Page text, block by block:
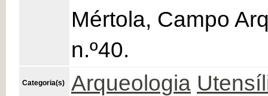
Mértola, Campo
n.º40.
Categoria(s) Arqueologia